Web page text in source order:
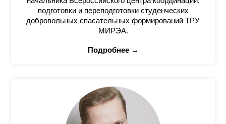
подготовки и переподготовки студенческих
добровольных спасательных формирований ТРУ
МИРЭА.
Подробнее →